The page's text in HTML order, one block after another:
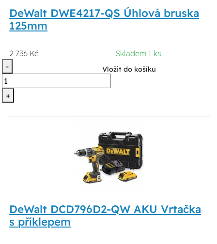
DeWalt DWE4217-QS Úhlová bruska
125mm
2 736 Kč
Skladem 1 ks
-
+
Vložit do košíku
DeWalt DCD796D2-QW AKU Vrtačka
s příklepem